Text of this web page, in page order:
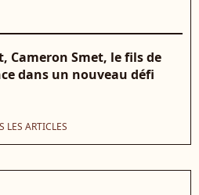
Cameron Smet, le fils de
dans un nouveau défi
LES ARTICLES